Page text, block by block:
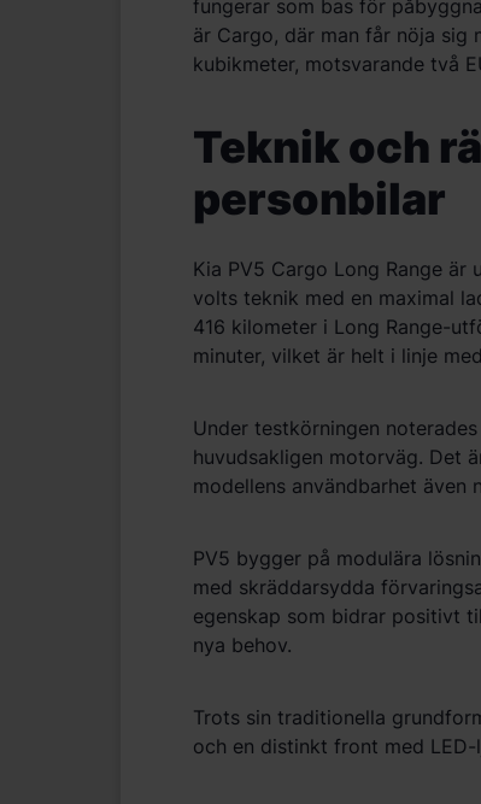
fungerar som bas för på
är Cargo, där man får nöja sig
kubikmeter, motsvarande två
Teknik och rä
personbilar
Kia PV5 Cargo Long Range är
volts teknik med en maximal
416 kilometer i Long Range-
minuter, vilket är helt i linje
Under testkörningen
huvudsakligen motorväg. Det
modellens användbarhet även
PV5 bygger på modulära l
med skräddarsydda förvarings
egenskap som bidrar positivt
nya behov.
Trots sin traditionella
och en distinkt front med LED-